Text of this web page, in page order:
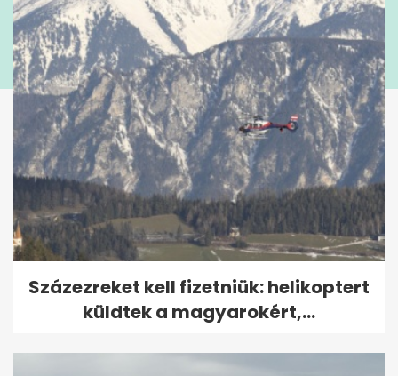
Százezreket kell fizetniük: helikoptert
küldtek a magyarokért,...